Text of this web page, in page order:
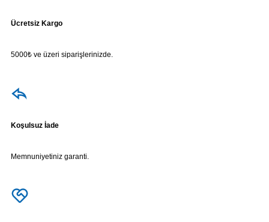
Ücretsiz Kargo
5000₺ ve üzeri siparişlerinizde.
Koşulsuz İade
Memnuniyetiniz garanti.